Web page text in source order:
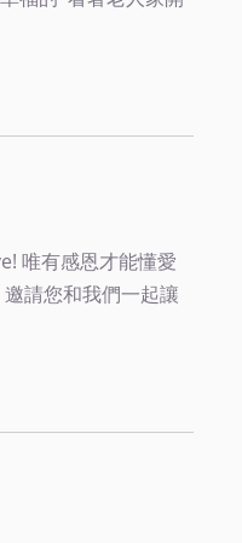
唯有感恩才能懂愛
請您和我們一起讓